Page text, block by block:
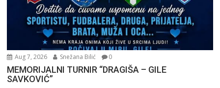
Aug 7, 2026 Snežana Bilić 0
MEMORIJALNI TURNIR “DRAGIŠA – GILE
SAVKOVIĆ”